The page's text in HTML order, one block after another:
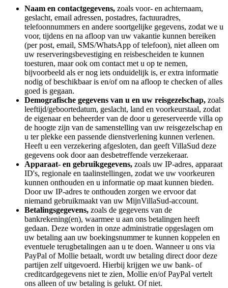
Naam en contactgegevens, zoals voor- en achternaam,
geslacht, email adressen, postadres, factuuradres,
telefoonnummers en andere soortgelijke gegevens, zodat we u
voor, tijdens en na afloop van uw vakantie kunnen bereiken
(per post, email, SMS/WhatsApp of telefoon), niet alleen om
uw reserveringsbevestiging en reisbescheiden te kunnen
toesturen, maar ook om contact met u op te nemen,
bijvoorbeeld als er nog iets onduidelijk is, er extra informatie
nodig of beschikbaar is en/of om na afloop te checken of alles
goed is gegaan.
Demografische gegevens van u en uw reisgezelschap, zoals
leeftijd/geboortedatum, geslacht, land en voorkeurstaal, zodat
de eigenaar en beheerder van de door u gereserveerde villa op
de hoogte zijn van de samenstelling van uw reisgezelschap en
u ter plekke een passende dienstverlening kunnen verlenen.
Heeft u een verzekering afgesloten, dan geeft VillaSud deze
gegevens ook door aan desbetreffende verzekeraar.
Apparaat- en gebruikgegevens, zoals uw IP-adres, apparaat
ID's, regionale en taalinstellingen, zodat we uw voorkeuren
kunnen onthouden en u informatie op maat kunnen bieden.
Door uw IP-adres te onthouden zorgen we ervoor dat
niemand gebruikmaakt van uw MijnVillaSud-account.
Betalingsgegevens, zoals de gegevens van de
bankrekening(en), waarmee u aan ons betalingen heeft
gedaan. Deze worden in onze administratie opgeslagen om
uw betaling aan uw boekingsnummer te kunnen koppelen en
eventuele terugbetalingen aan u te doen. Wanneer u ons via
PayPal of Mollie betaalt, wordt uw betaling direct door deze
partijen zelf uitgevoerd. Hierbij krijgen we uw bank- of
creditcardgegevens niet te zien, Mollie en/of PayPal vertelt
ons alleen of uw betaling is gelukt. Of niet.